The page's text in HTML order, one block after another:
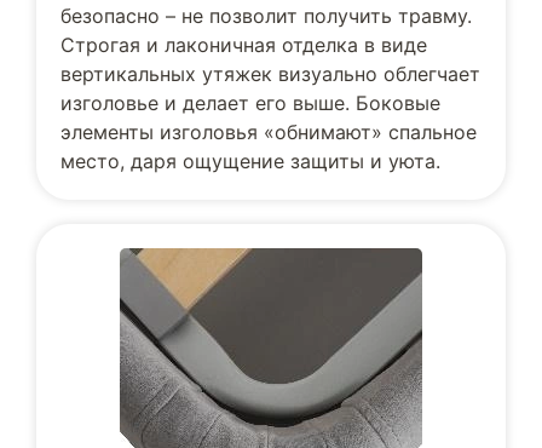
безопасно – не позволит получить травму.
Строгая и лаконичная отделка в виде
вертикальных утяжек визуально облегчает
изголовье и делает его выше. Боковые
элементы изголовья «обнимают» спальное
место, даря ощущение защиты и уюта.